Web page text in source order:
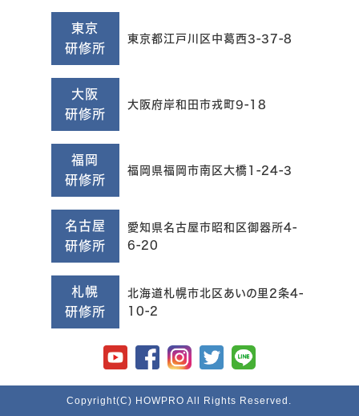
東京
研修所
東京都江戸川区中葛西3-37-8
大阪
研修所
大阪府岸和田市戎町9-18
福岡
研修所
福岡県福岡市南区大橋1-24-3
名古屋
研修所
愛知県名古屋市昭和区御器所4-
6-20
札幌
研修所
北海道札幌市北区あいの里2条4-
10-2
Copyright(C) HOWPRO All Rights Reserved.